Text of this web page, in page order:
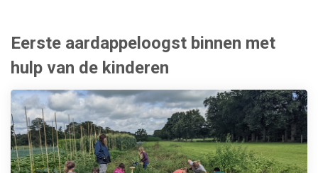
Eerste aardappeloogst binnen met
hulp van de kinderen